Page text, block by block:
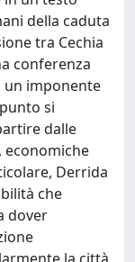
della caduta
tra Cechia
conferenza
un imponente
si
dalle
economiche
Derrida
che
dover